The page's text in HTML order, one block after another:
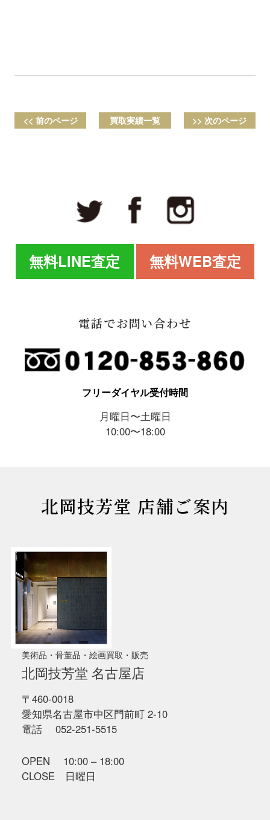
<< 前のページ 買取実績一覧 >> 次のページ
無料LINE査定 無料WEB査定
電話でお問い合わせ
フリーダイヤル受付時間
月曜日〜土曜日
10:00〜18:00
北岡技芳堂 店舗ご案内
美術品・骨董品・絵画買取・販売
北岡技芳堂 名古屋店
〒460-0018
愛知県名古屋市中区門前町 2-10
電話 052-251-5515
OPEN 10:00 – 18:00
CLOSE 日曜日